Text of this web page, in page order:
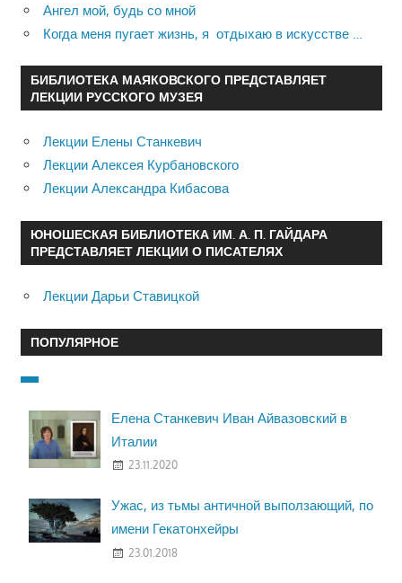
Ангел мой, будь со мной
Когда меня пугает жизнь, я отдыхаю в искусстве …
БИБЛИОТЕКА МАЯКОВСКОГО ПРЕДСТАВЛЯЕТ
ЛЕКЦИИ РУССКОГО МУЗЕЯ
Лекции Елены Станкевич
Лекции Алексея Курбановского
Лекции Александра Кибасова
ЮНОШЕСКАЯ БИБЛИОТЕКА ИМ. А. П. ГАЙДАРА
ПРЕДСТАВЛЯЕТ ЛЕКЦИИ О ПИСАТЕЛЯХ
Лекции Дарьи Ставицкой
ПОПУЛЯРНОЕ
Елена Станкевич Иван Айвазовский в
Италии
23.11.2020
Ужас, из тьмы античной выползающий, по
имени Гекатонхейры
23.01.2018